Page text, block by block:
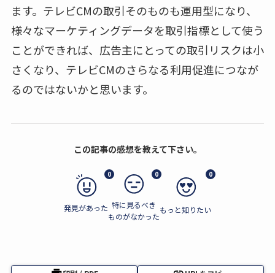
ます。テレビCMの取引そのものも運用型になり、
様々なマーケティングデータを取引指標として使う
ことができれば、広告主にとっての取引リスクは小
さくなり、テレビCMのさらなる利用促進につなが
るのではないかと思います。
この記事の感想を教えて下さい。
0
発見があった
0
特に見るべき
ものがなかった
0
もっと知りたい